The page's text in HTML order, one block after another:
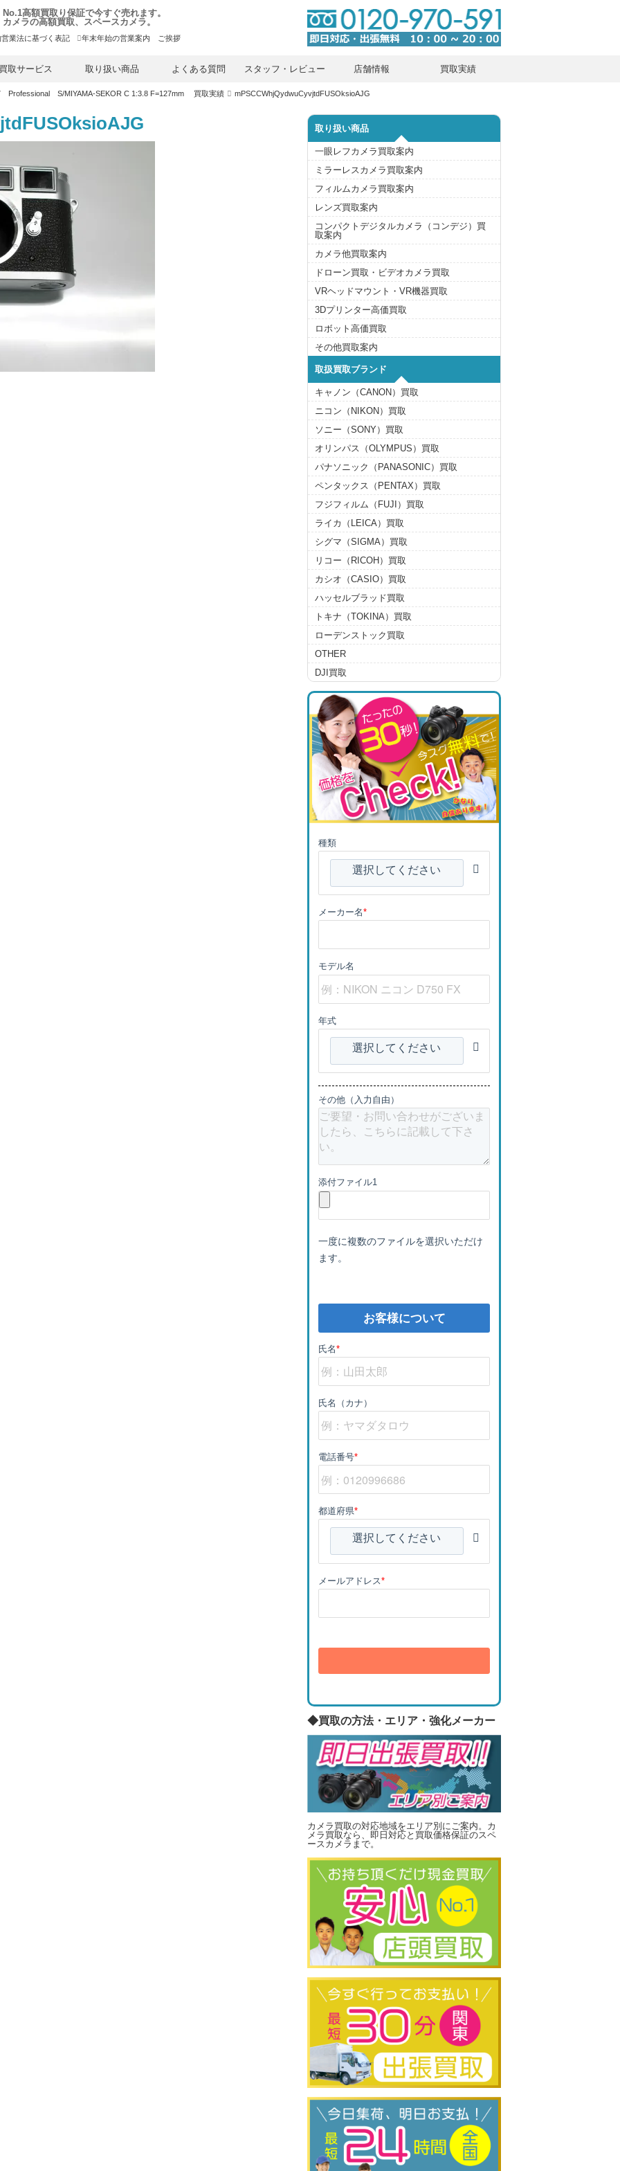
キ
No.1高額買取り保証で今すぐ売れます。
カメラの高額買取、スペースカメラ。
営業法に基づく表記 年末年始の営業案内 ご挨拶
取サービス 取り扱い商品 よくある質問 スタッフ・レビュー 店舗情報 買取実績
Professional S/MIYAMA-SEKOR C 1:3.8 F=127mm 買取実績 mPSCCWhjQydwuCyvjtdFUSOksioAJG
取り扱い商品
一眼レフカメラ買取案内
ミラーレスカメラ買取案内
フィルムカメラ買取案内
レンズ買取案内
コンパクトデジタルカメラ（コンデジ）買
取案内
カメラ他買取案内
ドローン買取・ビデオカメラ買取
VRヘッドマウント・VR機器買取
3Dプリンター高価買取
ロボット高価買取
その他買取案内
取扱買取ブランド
キャノン（CANON）買取
ニコン（NIKON）買取
ソニー（SONY）買取
オリンパス（OLYMPUS）買取
パナソニック（PANASONIC）買取
ペンタックス（PENTAX）買取
フジフィルム（FUJI）買取
ライカ（LEICA）買取
シグマ（SIGMA）買取
リコー（RICOH）買取
カシオ（CASIO）買取
ハッセルブラッド買取
トキナ（TOKINA）買取
ローデンストック買取
OTHER
DJI買取
種類
選択してください
メーカー名*
モデル名
年式
選択してください
その他（入力自由）
添付ファイル1
一度に複数のファイルを選択いただけ
ます。
お客様について
氏名*
氏名（カナ）
電話番号*
都道府県*
選択してください
メールアドレス*
◆買取の方法・エリア・強化メーカー
カメラ買取の対応地域をエリア別にご案内。カ
メラ買取なら、即日対応と買取価格保証のスペ
ースカメラまで。